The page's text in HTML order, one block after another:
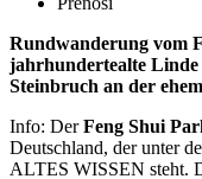
Rundwanderung vom
jahrhundertealte Linde
Steinbruch an der
Info: DerFeng Shui
Deutschland, der unter
ALTES WISSEN steht.